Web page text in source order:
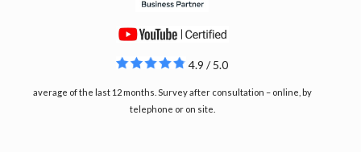
4.9 / 5.0
average of the last 12 months. Survey after consultation – online, by
telephone or on site.